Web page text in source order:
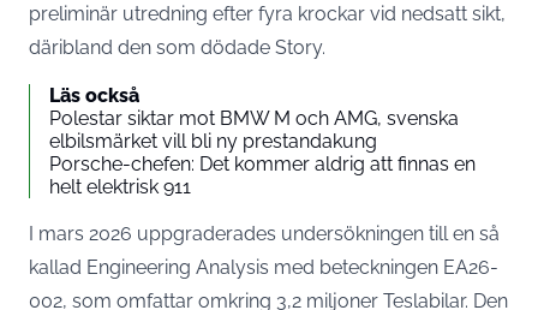
preliminär utredning efter fyra krockar vid nedsatt sikt,
däribland den som dödade Story.
Läs också
Polestar siktar mot BMW M och AMG, svenska
elbilsmärket vill bli ny prestandakung
Porsche-chefen: Det kommer aldrig att finnas en
helt elektrisk 911
I mars 2026 uppgraderades undersökningen till en så
kallad Engineering Analysis med beteckningen EA26-
002, som omfattar omkring 3,2 miljoner Teslabilar. Den